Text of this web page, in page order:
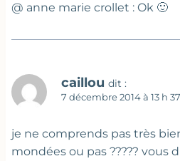
@ anne marie crollet : Ok 🙂
caillou dit :
7 décembre 2014 à 13 h
je ne comprends pas très
mondées ou pas ????? vous